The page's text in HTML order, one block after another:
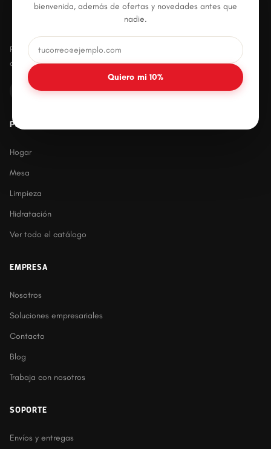
bienvenida, además de ofertas y novedades antes que
nadie.
Quiero mi 10%
Productos plásticos innovadores, prácticos y
duraderos para el hogar mexicano.
PRODUCTOS
Hogar
Mesa
Limpieza
Hidratación
Ver todo el catálogo
EMPRESA
Nosotros
Soluciones empresariales
Contacto
Blog
Trabaja con nosotros
SOPORTE
Envíos y entregas